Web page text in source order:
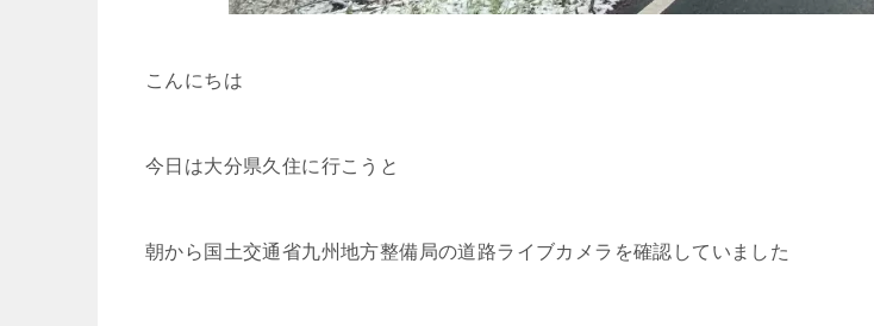
こんにちは
今日は大分県久住に行こうと
朝から国土交通省九州地方整備局の道路ライブカメラを確認していました